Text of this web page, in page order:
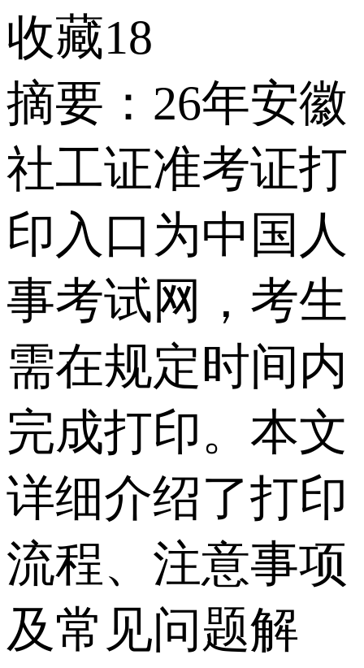
收藏18
摘要：26年安徽
社工证准考证打
印入口为中国人
事考试网，考生
需在规定时间内
完成打印。本文
详细介绍了打印
流程、注意事项
及常见问题解